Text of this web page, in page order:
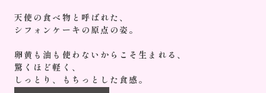
天使の食べ物と呼ばれた、
シフォンケーキの原点の姿。
卵黄も油も使わないからこそ生まれる、
驚くほど軽く、
しっとり、もちっとした食感。